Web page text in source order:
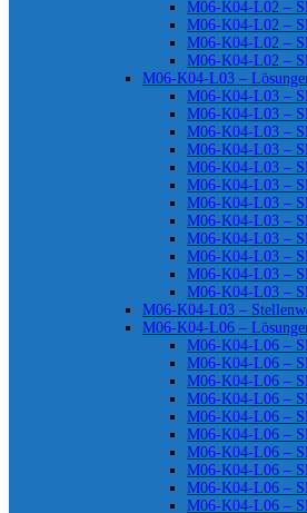
M06-K04-L02 –
M06-K04-L02 –
M06-K04-L02 –
M06-K04-L02 –
M06-K04-L03 –
M06-K04-L03 –
M06-K04-L03 –
M06-K04-L03 –
M06-K04-L03 –
M06-K04-L03 –
M06-K04-L03 –
M06-K04-L03 –
M06-K04-L03 –
M06-K04-L03 –
M06-K04-L03 –
M06-K04-L03 –
M06-K04-L03 –
M06-K04-L03 –
M06-K04-L06 –
M06-K04-L06 –
M06-K04-L06 –
M06-K04-L06 –
M06-K04-L06 –
M06-K04-L06 –
M06-K04-L06 –
M06-K04-L06 –
M06-K04-L06 –
M06-K04-L06 –
M06-K04-L06 –